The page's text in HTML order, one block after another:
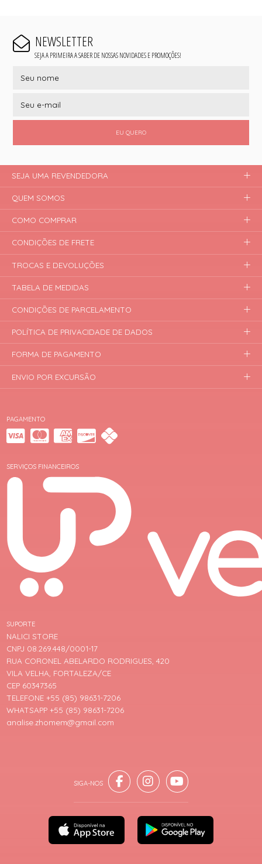
NEWSLETTER
SEJA A PRIMEIRA A SABER DE NOSSAS NOVIDADES E PROMOÇÕES!
EU QUERO
PAGAMENTO
SERVIÇOS FINANCEIROS
SUPORTE
NALICI STORE
CNPJ 08.269.448/0001-17
RUA CORONEL ABELARDO RODRIGUES, 420
VILA VELHA, FORTALEZA/CE
CEP 60347365
TELEFONE +55 (85) 98631-7206
WHATSAPP +55 (85) 98631-7206
analise.zhomem@gmail.com
SEJA UMA REVENDEDORA
QUEM SOMOS
COMO COMPRAR
CONDIÇÕES DE FRETE
TROCAS E DEVOLUÇÕES
TABELA DE MEDIDAS
CONDIÇÕES DE PARCELAMENTO
POLÍTICA DE PRIVACIDADE DE DADOS
FORMA DE PAGAMENTO
ENVIO POR EXCURSÃO